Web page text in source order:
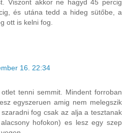
Viszont akkor ne hagyd 45 percig
és utána tedd a hideg sütőbe, a
ott is kelni fog.
16. 22:34
tenni semmit. Mindent forroban
egyszeruen amig nem melegszik
fog csak az alja a tesztanak
hofokon) es lesz egy szep